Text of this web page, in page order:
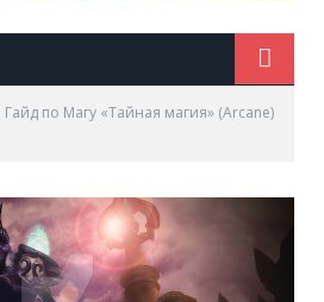
Гайд по Магу «Тайная магия» (Arcane)